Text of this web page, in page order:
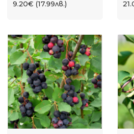
9.20€ (17.99лв.)